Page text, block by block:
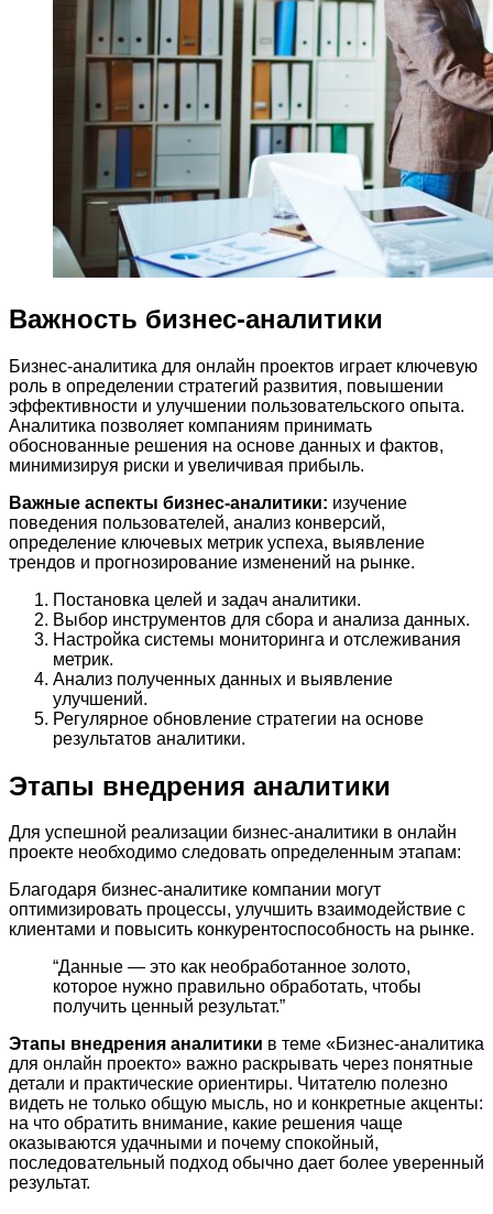
Важность бизнес-аналитики
Бизнес-аналитика для онлайн проектов играет ключевую
роль в определении стратегий развития, повышении
эффективности и улучшении пользовательского опыта.
Аналитика позволяет компаниям принимать
обоснованные решения на основе данных и фактов,
минимизируя риски и увеличивая прибыль.
Важные аспекты бизнес-аналитики: изучение
поведения пользователей, анализ конверсий,
определение ключевых метрик успеха, выявление
трендов и прогнозирование изменений на рынке.
Постановка целей и задач аналитики.
Выбор инструментов для сбора и анализа данных.
Настройка системы мониторинга и отслеживания
метрик.
Анализ полученных данных и выявление
улучшений.
Регулярное обновление стратегии на основе
результатов аналитики.
Этапы внедрения аналитики
Для успешной реализации бизнес-аналитики в онлайн
проекте необходимо следовать определенным этапам:
Благодаря бизнес-аналитике компании могут
оптимизировать процессы, улучшить взаимодействие с
клиентами и повысить конкурентоспособность на рынке.
“Данные — это как необработанное золото,
которое нужно правильно обработать, чтобы
получить ценный результат.”
Этапы внедрения аналитики в теме «Бизнес-аналитика
для онлайн проекто» важно раскрывать через понятные
детали и практические ориентиры. Читателю полезно
видеть не только общую мысль, но и конкретные акценты:
на что обратить внимание, какие решения чаще
оказываются удачными и почему спокойный,
последовательный подход обычно дает более уверенный
результат.